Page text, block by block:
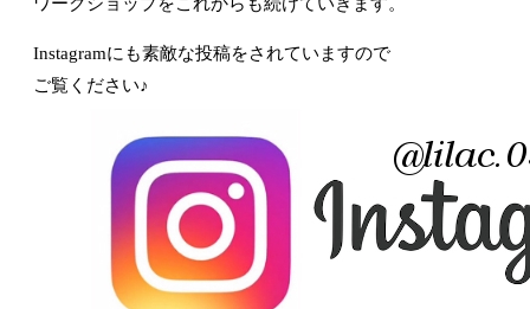
Instagramにも素敵な投稿をされていますので
ご覧ください♪